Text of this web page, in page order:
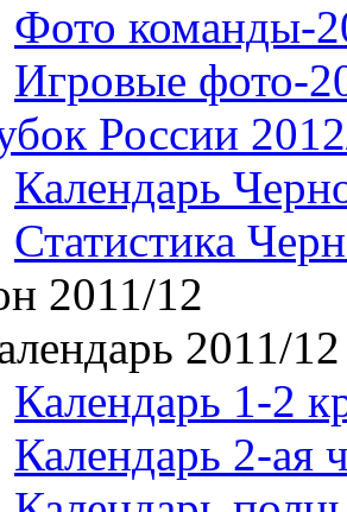
Фото команды-
Игровые фото-
России
Календарь
Статистика
2011/12
2011/12
Календарь 1-2
Календарь 2-ая